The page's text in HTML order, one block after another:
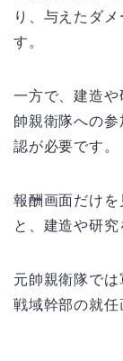
り、与えたダ
す。
一方で、建造
帥親衛隊への
認が必要です。
報酬画面だけ
と、建造や研究
元帥親衛隊で
戦域幹部の就任